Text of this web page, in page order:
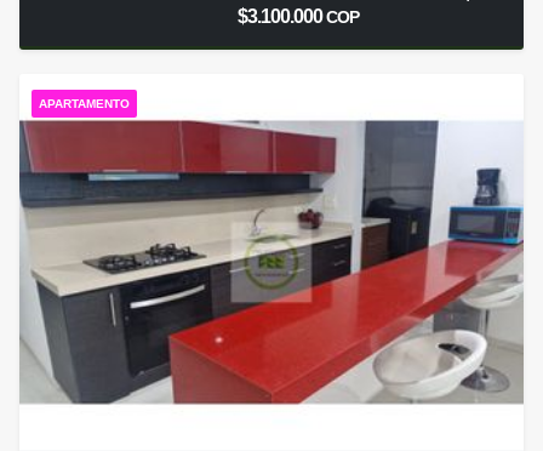
$3.100.000COP
APARTAMENTO